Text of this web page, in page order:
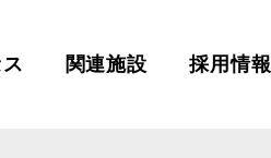
関連施設 採用情報